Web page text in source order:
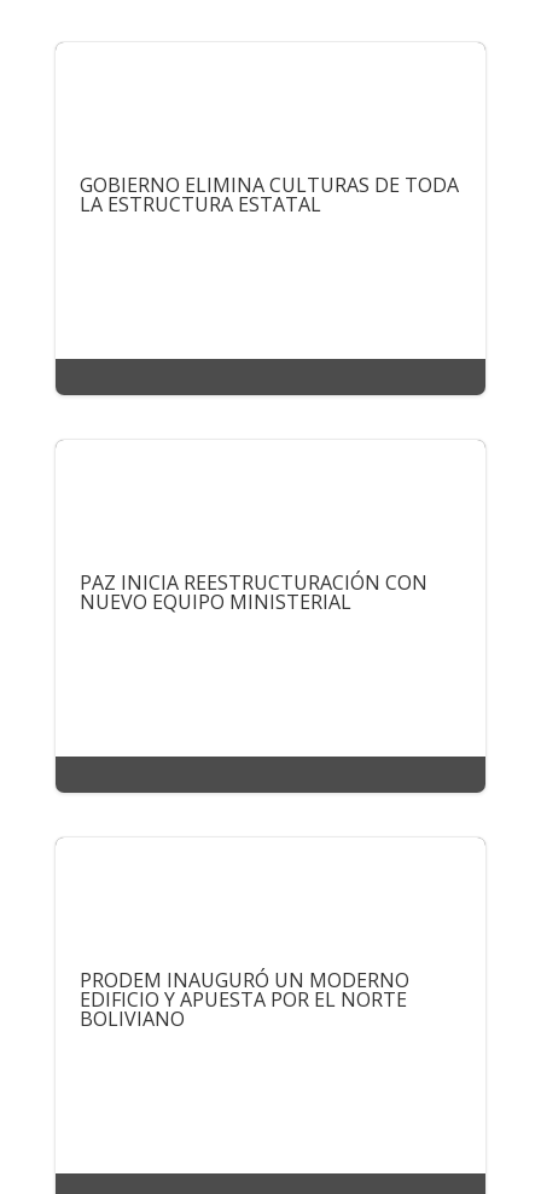
GOBIERNO ELIMINA CULTURAS DE TODA
LA ESTRUCTURA ESTATAL
PAZ INICIA REESTRUCTURACIÓN CON
NUEVO EQUIPO MINISTERIAL
PRODEM INAUGURÓ UN MODERNO
EDIFICIO Y APUESTA POR EL NORTE
BOLIVIANO